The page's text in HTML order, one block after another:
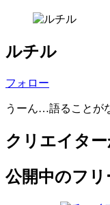
ルチル
フォロー
うーん…語ることが
クリエイタ
公開中のフ